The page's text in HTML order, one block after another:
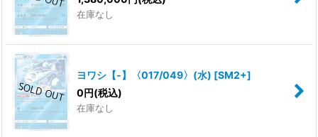
在庫なし
ヨワシ【-】〈017/049〉(水) [SM2+]
0円(税込)
在庫なし